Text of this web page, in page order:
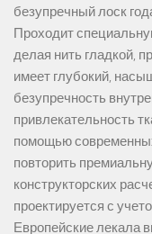
безупречный лоск
Проходит
делая нить гладкой,
имеет глубокий,
безупречность
привлекательность
помощью
повторить
конструкторских
проектируется с
Европейские лекала